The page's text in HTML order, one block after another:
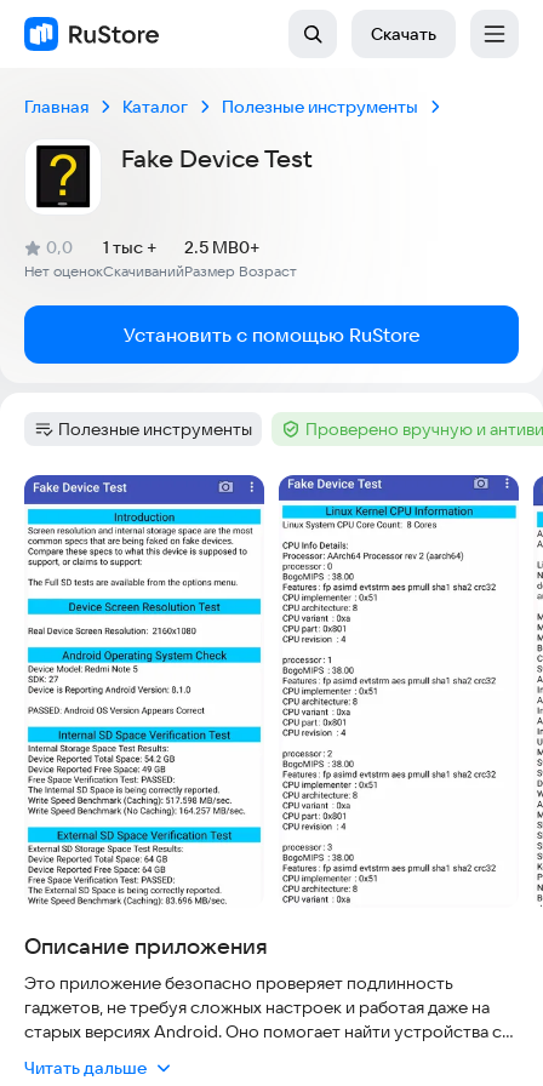
Скачать
Главная Каталог Полезные инструменты
Fake Device Test
Рейтинг:
0,0
(
Нет оценок
)
Скачиваний
1 тыс +
Размер
2.5 MB
Возраст
0+
Установить с помощью RuStore
Категория:
Полезные инструменты Тег :Проверено вручную и
Скриншоты
Описание приложения
Это приложение безопасно проверяет подлинность
гаджетов, не требуя сложных настроек и работая даже на
старых версиях Android. Оно помогает найти устройства с
характеристики, в отличие от стандартных тестов, слепо
Читать дальше